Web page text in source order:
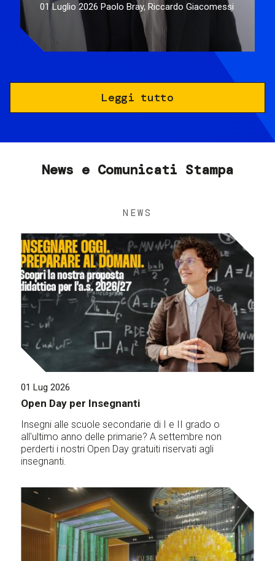
01 Luglio 2026 Paolo Bray, Riccardo Giacomessi
Leggi tutto
News e Comunicati Stampa
NEWS
01 Lug 2026
Open Day per Insegnanti
Insegni alle scuole secondarie di I e II grado o
all'ultimo anno delle primarie? A settembre non
perderti i nostri Open Day gratuiti riservati agli
insegnanti.